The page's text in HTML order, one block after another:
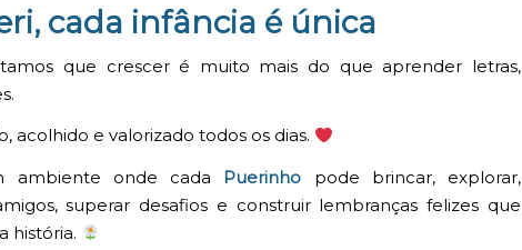
cada infância é única
que crescer é muito mais do que aprender letras,
acolhido e valorizado todos os dias.
ambiente onde cada Puerinho pode brincar, explorar,
superar desafios e construir lembranças felizes que
história.